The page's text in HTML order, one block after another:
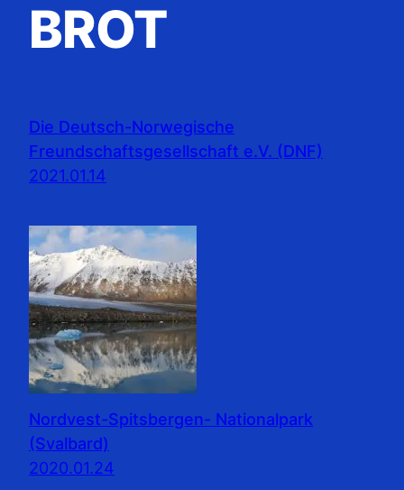
BROT
Die Deutsch-Norwegische
Freundschaftsgesellschaft e.V. (DNF)
2021.01.14
Nordvest-Spitsbergen- Nationalpark
(Svalbard)
2020.01.24